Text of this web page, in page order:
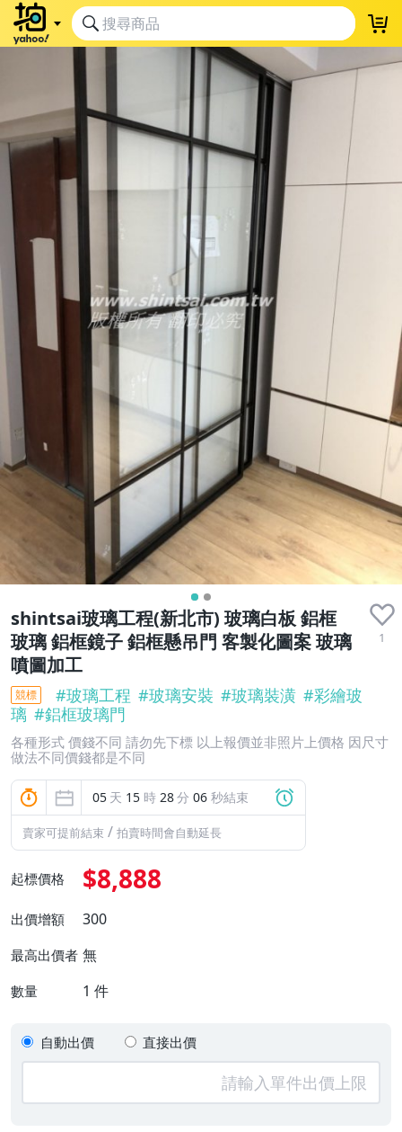
shintsai玻璃工程(新北市) 玻璃白板 鋁框
玻璃 鋁框鏡子 鋁框懸吊門 客製化圖案 玻璃
噴圖加工
1
競標 #玻璃工程 #玻璃安裝 #玻璃裝潢 #彩繪玻
璃 #鋁框玻璃門
各種形式 價錢不同 請勿先下標 以上報價並非照片上價格 因尺寸
做法不同價錢都是不同
05 天 15 時 28分 05 秒結束
賣家可提前結束 / 拍賣時間會自動延長
起標價格 $8,888
出價增額 300
最高出價者 無
數量 1 件
自動出價 直接出價